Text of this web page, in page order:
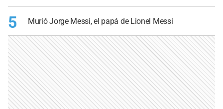
5 Murió Jorge Messi, el papá de Lionel Messi